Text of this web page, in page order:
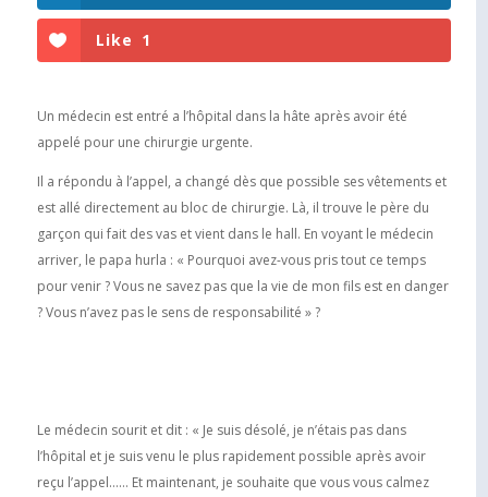
Like 1
Un médecin est entré a l’hôpital dans la hâte après avoir été
appelé pour une chirurgie urgente.
Il a répondu à l’appel, a changé dès que possible ses vêtements et
est allé directement au bloc de chirurgie. Là, il trouve le père du
garçon qui fait des vas et vient dans le hall. En voyant le médecin
arriver, le papa hurla : « Pourquoi avez-vous pris tout ce temps
pour venir ? Vous ne savez pas que la vie de mon fils est en danger
? Vous n’avez pas le sens de responsabilité » ?
Le médecin sourit et dit : « Je suis désolé, je n’étais pas dans
l’hôpital et je suis venu le plus rapidement possible après avoir
reçu l’appel…… Et maintenant, je souhaite que vous vous calmez